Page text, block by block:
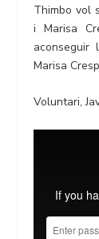
Thimbo vol
i Marisa
aconseguir
Marisa
Voluntari,